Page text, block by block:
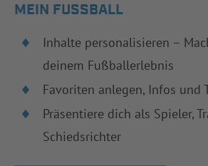
MEIN FUSSBALL
Inhalte personalisieren –
deinem Fußballerlebnis
Favoriten anlegen, Infos und
Präsentiere dich als Spieler,
Schiedsrichter